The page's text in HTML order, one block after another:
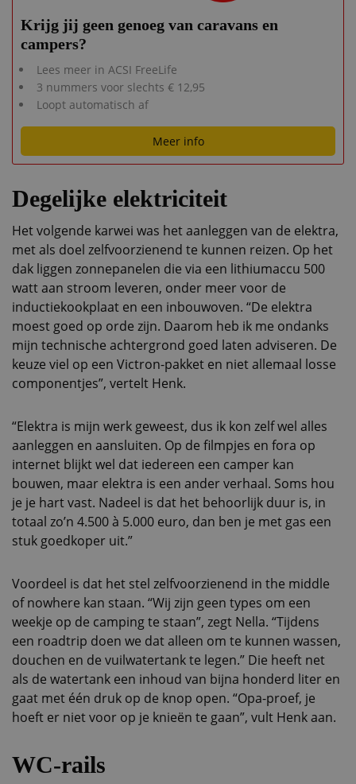
Krijg jij geen genoeg van caravans en
campers?
Lees meer in ACSI FreeLife
3 nummers voor slechts € 12,95
Loopt automatisch af
Meer info
Degelijke elektriciteit
Het volgende karwei was het aanleggen van de elektra,
met als doel zelfvoorzienend te kunnen reizen. Op het
dak liggen zonnepanelen die via een lithiumaccu 500
watt aan stroom leveren, onder meer voor de
inductiekookplaat en een inbouwoven. “De elektra
moest goed op orde zijn. Daarom heb ik me ondanks
mijn technische achtergrond goed laten adviseren. De
keuze viel op een Victron-pakket en niet allemaal losse
componentjes”, vertelt Henk.
“Elektra is mijn werk geweest, dus ik kon zelf wel alles
aanleggen en aansluiten. Op de filmpjes en fora op
internet blijkt wel dat iedereen een camper kan
bouwen, maar elektra is een ander verhaal. Soms hou
je je hart vast. Nadeel is dat het behoorlijk duur is, in
totaal zo’n 4.500 à 5.000 euro, dan ben je met gas een
stuk goedkoper uit.”
Voordeel is dat het stel zelfvoorzienend in the middle
of nowhere kan staan. “Wij zijn geen types om een
weekje op de camping te staan”, zegt Nella. “Tijdens
een roadtrip doen we dat alleen om te kunnen wassen,
douchen en de vuilwatertank te legen.” Die heeft net
als de watertank een inhoud van bijna honderd liter en
gaat met één druk op de knop open. “Opa-proef, je
hoeft er niet voor op je knieën te gaan”, vult Henk aan.
WC-rails